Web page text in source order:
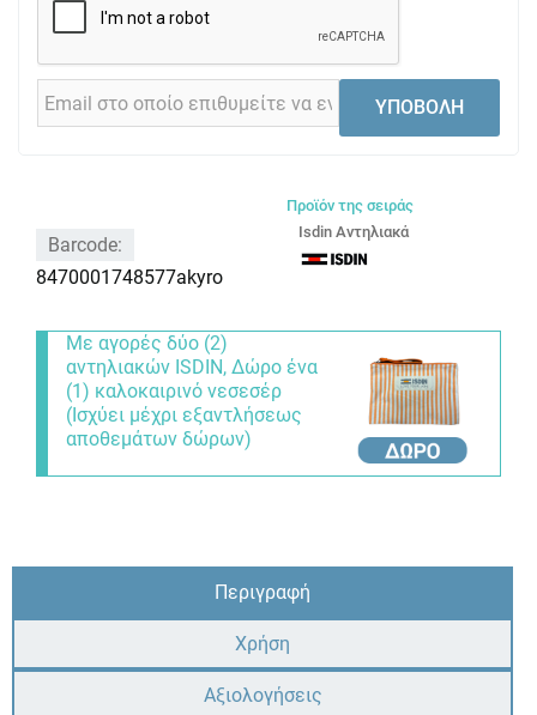
ΥΠΟΒΟΛΗ
Barcode:
8470001748577akyro
Προϊόν της σειράς
Isdin Αντηλιακά
Με αγορές δύο (2)
αντηλιακών ISDIN, Δώρο ένα
(1) καλοκαιρινό νεσεσέρ
(Ισχύει μέχρι εξαντλήσεως
αποθεμάτων δώρων)
Περιγραφή
Χρήση
Αξιολογήσεις